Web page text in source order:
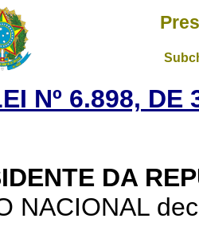
Nº 6.898, DE
DA
NACIONAL